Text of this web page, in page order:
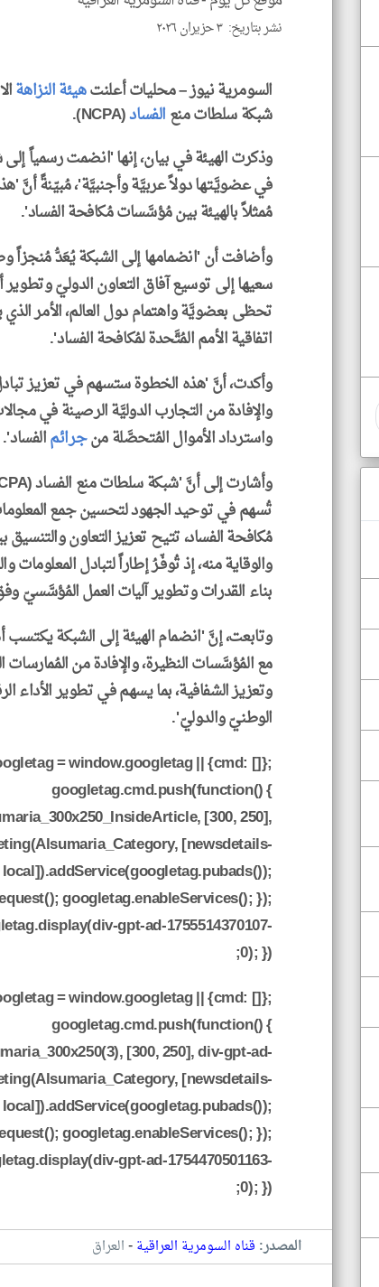
نشر بتاريخ: ٣ حزيران ٢٠٢٦
السومرية نيوز – محليات أعلنتهيئة النزاهة
شبكة سلطات منعالفساد(NCPA).
في عضويَّـتها دولاً عربيَّة وأجنبيَّة'، مُبيّنةً أنَّ
مُمثلاً بالهيئة بين مُؤسَّسات مُكافحة الفساد'.
وأضافت أن 'انضمامها إلى الشبكة يُعَدُّ مُنجزاً
سعيها إلى توسيع آفاق التعاون الدوليّ وتطوير
تحظى بعضويَّة واهتمام دول العالم، الأمر الذي
اتفاقية الأمم المُتَّحدة لمُكافحة الفساد'.
وأكدت، أنَّ 'هذه الخطوة ستسهم في تعزيز
والإفادة من التجارب الدوليَّة الرصينة في
واسترداد الأموال المُتحصَّلة منجرائمالفساد'.
تُسهم في توحيد الجهود لتحسين جمع
مُكافحة الفساد، تتيح تعزيز التعاون
والوقاية منه، إذ تُوفّـرُ إطاراً لتبادل
بناء القدرات وتطوير آليات العمل المُؤسَّسيّ
وتابعت، إنَّ 'انضمام الهيئة إلى الشبكة
مع المُؤسَّسات النظيرة، والإفادة من
وتعزيز الشفافية، بما يسهم في تطوير الأداء
الوطنيّ والدوليّ'.
= window.googletag || {cmd: []};
googletag.cmd.push(function() {
[300, 250],
[newsdetails-
local]).addService(googletag.pubads());
googletag.enableServices(); });
gpt-ad-1755514370107-
0); });
= window.googletag || {cmd: []};
googletag.cmd.push(function() {
[300, 250], div-gpt-ad-
[newsdetails-
local]).addService(googletag.pubads());
googletag.enableServices(); });
gpt-ad-1754470501163-
0); });
المصدر: قناه السومرية العراقية-العراق